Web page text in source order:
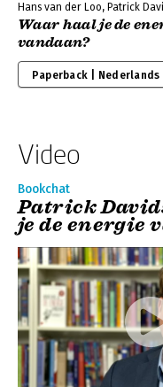
Hans van der Loo, Patrick
Waar haal je de
vandaan?
Paperback | Nederlands
Video
Bookchat
Patrick
je de energie